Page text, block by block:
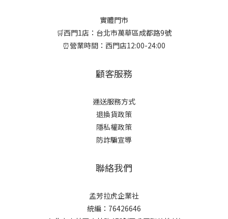
實體門市
🛒西門1店：台北市萬華區成都路9號
⏰營業時間：西門店12:00-24:00
顧客服務
運送服務方式
退換貨政策
隱私權政策
防詐騙宣導
聯絡我們
孟芳拉虎企業社
統編：76426646